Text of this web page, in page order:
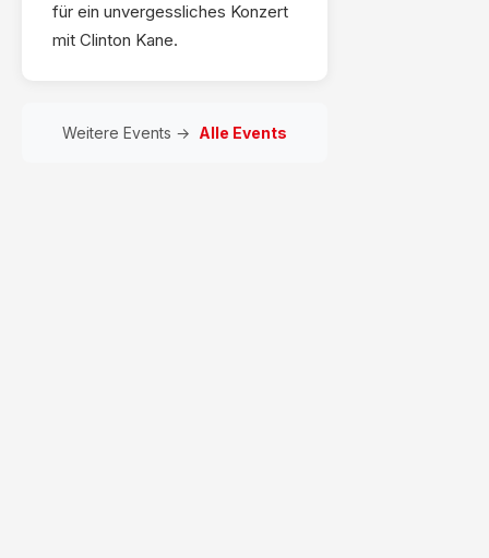
für ein unvergessliches Konzert
mit Clinton Kane.
Weitere Events → Alle Events